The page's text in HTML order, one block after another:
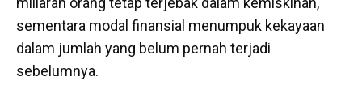
sementara modal finansial menumpuk kekayaan
dalam jumlah yang belum pernah terjadi
sebelumnya.